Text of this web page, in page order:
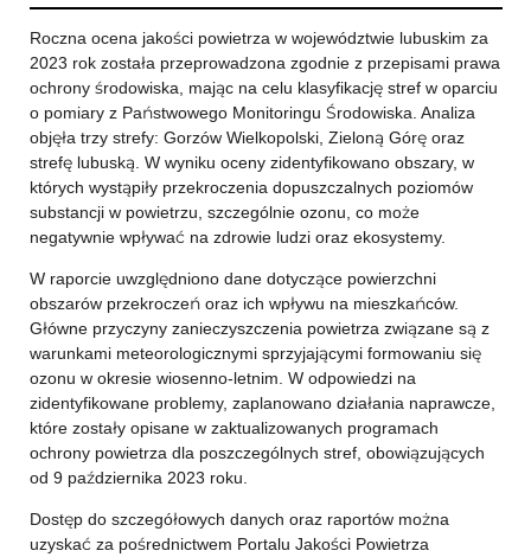
Roczna ocena jakości powietrza w województwie lubuskim za
2023 rok została przeprowadzona zgodnie z przepisami prawa
ochrony środowiska, mając na celu klasyfikację stref w oparciu
o pomiary z Państwowego Monitoringu Środowiska. Analiza
objęła trzy strefy: Gorzów Wielkopolski, Zieloną Górę oraz
strefę lubuską. W wyniku oceny zidentyfikowano obszary, w
których wystąpiły przekroczenia dopuszczalnych poziomów
substancji w powietrzu, szczególnie ozonu, co może
negatywnie wpływać na zdrowie ludzi oraz ekosystemy.
W raporcie uwzględniono dane dotyczące powierzchni
obszarów przekroczeń oraz ich wpływu na mieszkańców.
Główne przyczyny zanieczyszczenia powietrza związane są z
warunkami meteorologicznymi sprzyjającymi formowaniu się
ozonu w okresie wiosenno-letnim. W odpowiedzi na
zidentyfikowane problemy, zaplanowano działania naprawcze,
które zostały opisane w zaktualizowanych programach
ochrony powietrza dla poszczególnych stref, obowiązujących
od 9 października 2023 roku.
Dostęp do szczegółowych danych oraz raportów można
uzyskać za pośrednictwem Portalu Jakości Powietrza